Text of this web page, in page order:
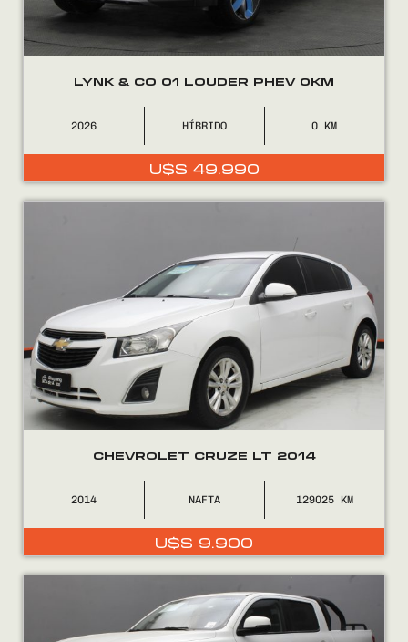
NOSOTROS
CONTACTO
LYNK & CO 01 LOUDER PHEV 0KM
2026 HÍBRIDO 0
U$S 49.990
CHEVROLET CRUZE LT 2014
2014 NAFTA 129025
U$S 9.900